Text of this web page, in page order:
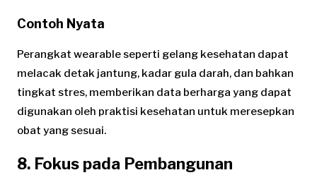
Contoh Nyata
Perangkat wearable seperti gelang kesehatan dapat
melacak detak jantung, kadar gula darah, dan bahkan
tingkat stres, memberikan data berharga yang dapat
digunakan oleh praktisi kesehatan untuk meresepkan
obat yang sesuai.
8. Fokus pada Pembangunan